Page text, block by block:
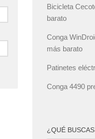
Bicicleta
barato
Conga
más barato
Patinetes
Conga 4490
¿QUÉ